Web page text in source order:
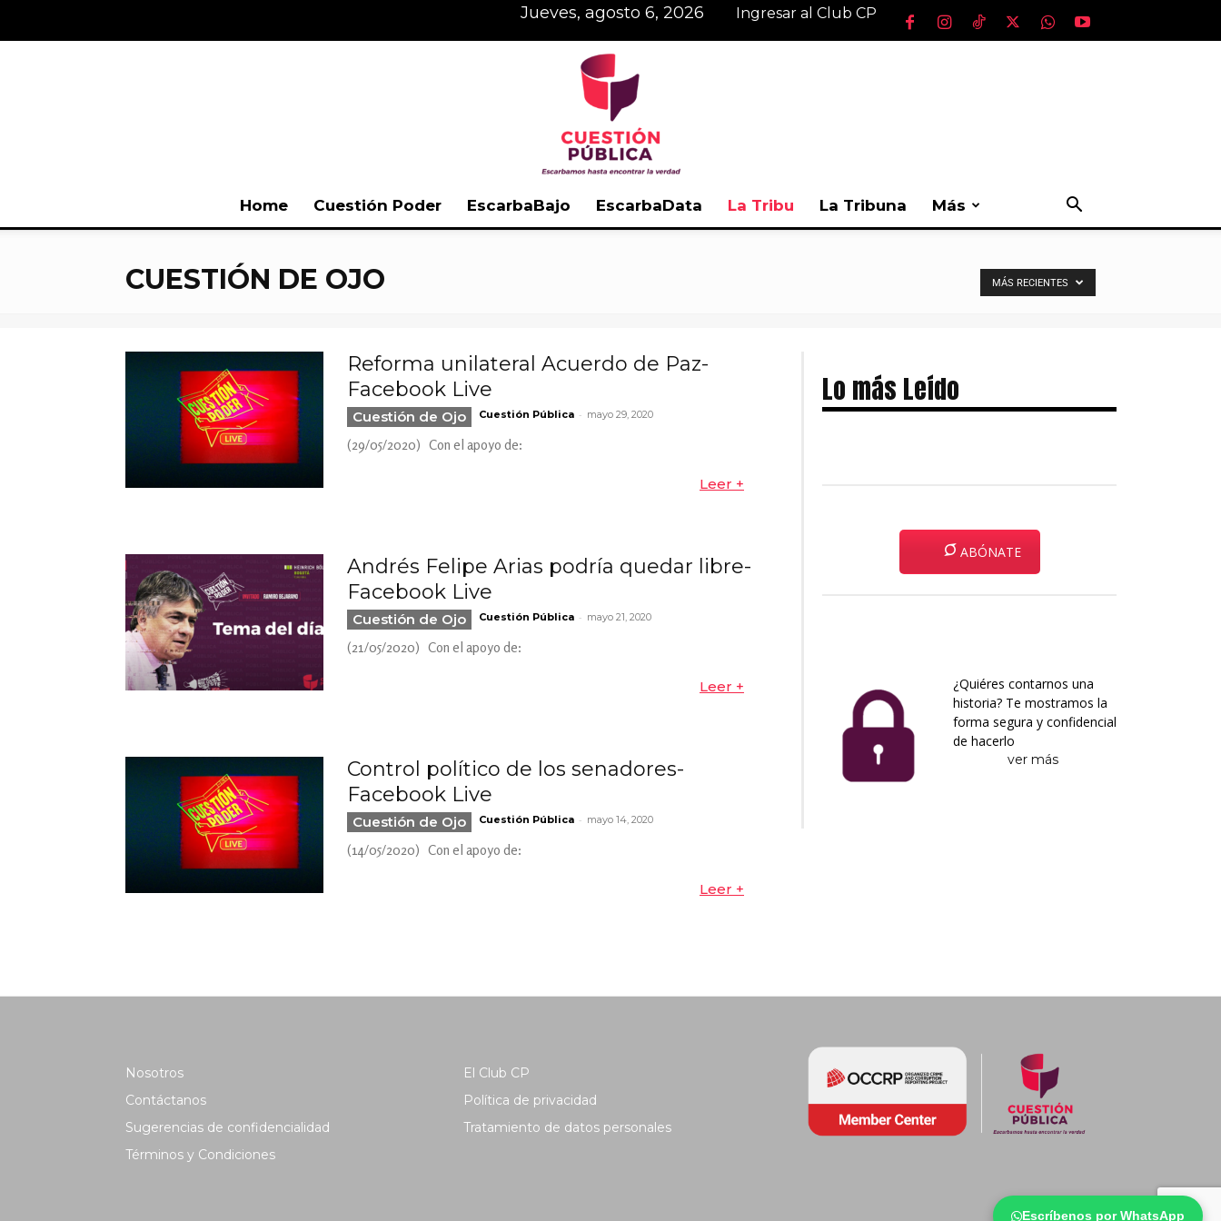
Escríbenos por WhatsApp
jueves, agosto 6, 2026 Ingresar al Club CP
Pública
Home Cuestión Poder EscarbaBajo EscarbaData La Tribu La Tribuna Más
CUESTIÓN DE OJO MÁS RECIENTES
Reforma unilateral Acuerdo de Paz-
Facebook Live
Cuestión de Ojo Cuestión Pública - mayo 29, 2020
(29/05/2020) Con el apoyo de:
Leer +
Andrés Felipe Arias podría quedar libre-
Facebook Live
Cuestión de Ojo Cuestión Pública - mayo 21, 2020
(21/05/2020) Con el apoyo de:
Leer +
Control político de los senadores-
Facebook Live
Cuestión de Ojo Cuestión Pública - mayo 14, 2020
(14/05/2020) Con el apoyo de:
Leer +
Lo más Leído
ABÓNATE
¿Quiéres contarnos una
historia? Te mostramos la
forma segura y confidencial
de hacerlo
ver más
Nosotros
Contáctanos
Sugerencias de confidencialidad
Términos y Condiciones
El Club CP
Política de privacidad
Tratamiento de datos personales